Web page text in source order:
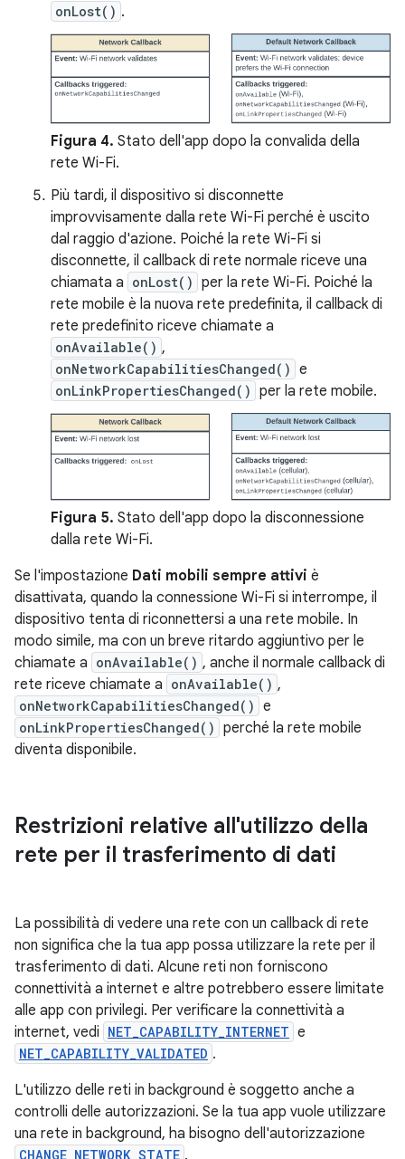
onLost() .
Figura 4. Stato dell'app dopo la convalida della
rete Wi-Fi.
Più tardi, il dispositivo si disconnette
improvvisamente dalla rete Wi-Fi perché è uscito
dal raggio d'azione. Poiché la rete Wi-Fi si
disconnette, il callback di rete normale riceve una
chiamata a onLost() per la rete Wi-Fi. Poiché la
rete mobile è la nuova rete predefinita, il callback di
rete predefinito riceve chiamate a
onAvailable() ,
onNetworkCapabilitiesChanged() e
onLinkPropertiesChanged() per la rete mobile.
Figura 5. Stato dell'app dopo la disconnessione
dalla rete Wi-Fi.
Se l'impostazione Dati mobili sempre attivi è
disattivata, quando la connessione Wi-Fi si interrompe, il
dispositivo tenta di riconnettersi a una rete mobile. In
modo simile, ma con un breve ritardo aggiuntivo per le
chiamate a onAvailable() , anche il normale callback di
rete riceve chiamate a onAvailable() ,
onNetworkCapabilitiesChanged() e
onLinkPropertiesChanged() perché la rete mobile
diventa disponibile.
Restrizioni relative all'utilizzo della
rete per il trasferimento di dati
La possibilità di vedere una rete con un callback di rete
non significa che la tua app possa utilizzare la rete per il
trasferimento di dati. Alcune reti non forniscono
connettività a internet e altre potrebbero essere limitate
alle app con privilegi. Per verificare la connettività a
internet, vedi NET_CAPABILITY_INTERNET e
NET_CAPABILITY_VALIDATED .
L'utilizzo delle reti in background è soggetto anche a
controlli delle autorizzazioni. Se la tua app vuole utilizzare
una rete in background, ha bisogno dell'autorizzazione
CHANGE_NETWORK_STATE .